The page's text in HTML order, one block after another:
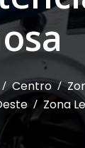
/ Centro /
/ Zona